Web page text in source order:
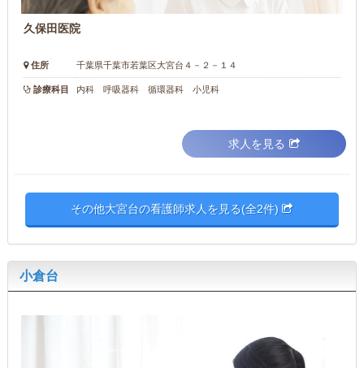
久保田医院
住所 千葉県千葉市若葉区大宮台４－２－１４
診療科目 内科 呼吸器科 循環器科 小児科
求人を見る
その他大宮台の看護師求人を見る(全2件)
小倉台